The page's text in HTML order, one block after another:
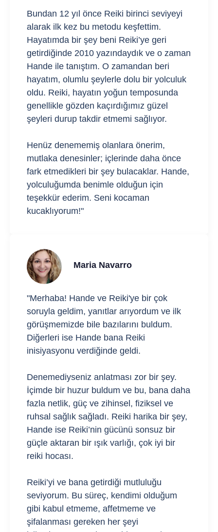
Bundan 12 yıl önce Reiki birinci seviyeyi
alarak ilk kez bu metodu keşfettim.
Hayatımda bir şey beni Reiki’ye geri
getirdiğinde 2010 yazındaydık ve o zaman
Hande ile tanıştım. O zamandan beri
hayatım, olumlu şeylerle dolu bir yolculuk
oldu. Reiki, hayatın yoğun temposunda
genellikle gözden kaçırdığımız güzel
şeyleri durup takdir etmemi sağlıyor.
Henüz denememiş olanlara önerim,
mutlaka denesinler; içlerinde daha önce
fark etmedikleri bir şey bulacaklar. Hande,
yolculuğumda benimle olduğun için
teşekkür ederim. Seni kocaman
kucaklıyorum!"
"Merhaba! Hande ve Reiki'ye bir çok
soruyla geldim, yanıtlar arıyordum ve ilk
görüşmemizde bile bazılarını buldum.
Diğerleri ise Hande bana Reiki
inisiyasyonu verdiğinde geldi.
Denemediyseniz anlatması zor bir şey.
İçimde bir huzur buldum ve bu, bana daha
fazla netlik, güç ve zihinsel, fiziksel ve
ruhsal sağlık sağladı. Reiki harika bir şey,
Hande ise Reiki’nin gücünü sonsuz bir
güçle aktaran bir ışık varlığı, çok iyi bir
reiki hocası.
Reiki’yi ve bana getirdiği mutluluğu
seviyorum. Bu süreç, kendimi olduğum
gibi kabul etmeme, affetmeme ve
şifalanması gereken her şeyi
Maria Navarro